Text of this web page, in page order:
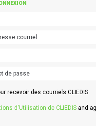
recevoir des courriels CLIEDIS
d'Utilisation de CLIEDIS and